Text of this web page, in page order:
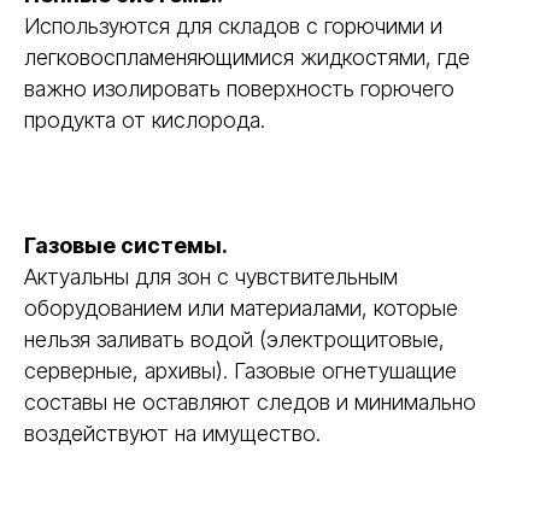
Используются для складов с горючими и
легковоспламеняющимися жидкостями, где
важно изолировать поверхность горючего
продукта от кислорода.
Газовые системы.
Актуальны для зон с чувствительным
оборудованием или материалами, которые
нельзя заливать водой (электрощитовые,
серверные, архивы). Газовые огнетушащие
составы не оставляют следов и минимально
воздействуют на имущество.